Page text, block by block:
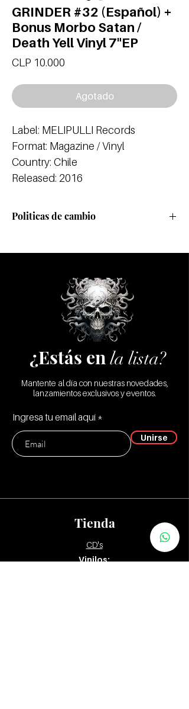
GRINDER #32 (Español) +
Bonus Morbo Satan /
Death Yell Vinyl 7"EP
CLP 10.000
Agotado
Label: MELIPULLI Records
Format: Magazine / Vinyl
Country: Chile
Released: 2016
Politicas de cambio
fábrica
¿Estás enla lista?
Mantente al día con nuestras novedades,
lanzamientos exclusivos y eventos.
Ingresa tu email aquí
Unirse
Tienda
CD's
Vinilos: